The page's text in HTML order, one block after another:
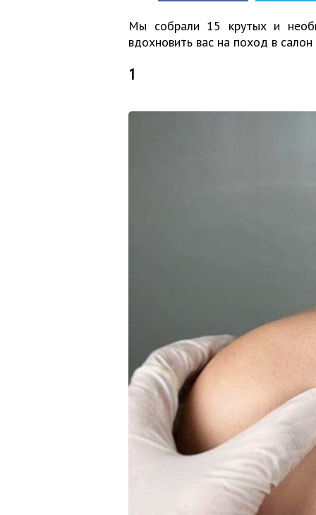
Мы собрали 15 крутых и
вдохновить вас на поход в
1